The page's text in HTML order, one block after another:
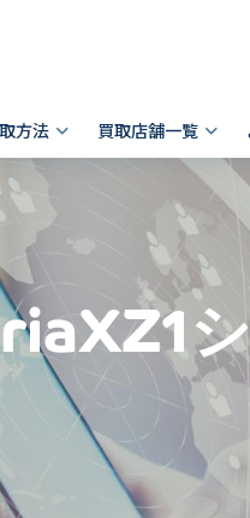
タブレット買取
Galaxy Tab
の他ブランド
方法
店頭買取
買取店舗一覧
神奈川県
浜関内店
お客様の声
スマホを高く売るコツ
Android製品の初期化方法